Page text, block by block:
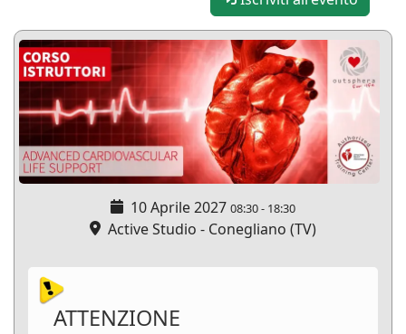
10 Aprile 2027 08:30- 18:30
Active Studio - Conegliano (TV)
ATTENZIONE